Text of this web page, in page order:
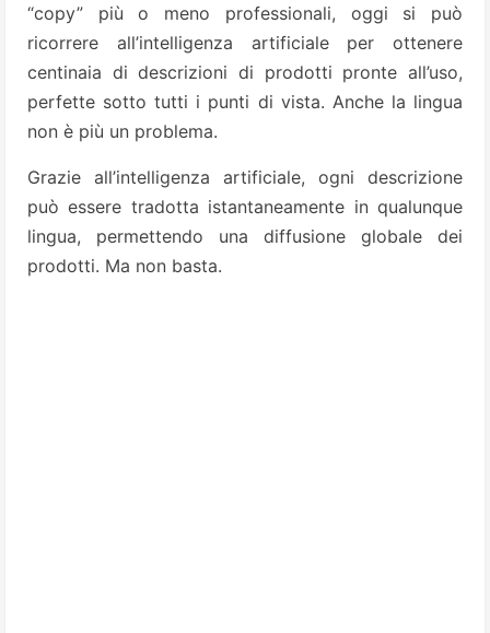
“copy” più o meno professionali, oggi si può
ricorrere all’intelligenza artificiale per ottenere
centinaia di descrizioni di prodotti pronte all’uso,
perfette sotto tutti i punti di vista. Anche la lingua
non è più un problema.
Grazie all’intelligenza artificiale, ogni descrizione
può essere tradotta istantaneamente in qualunque
lingua, permettendo una diffusione globale dei
prodotti. Ma non basta.